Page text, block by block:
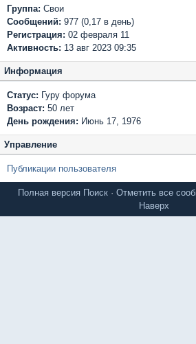
Группа: Свои
Сообщений: 977 (0,17 в день)
Регистрация: 02 февраля 11
Активность: 13 авг 2023 09:35
Информация
Статус: Гуру форума
Возраст: 50 лет
День рождения: Июнь 17, 1976
Управление
Публикации пользователя
Полная версия Поиск · Отметить все
Наверх